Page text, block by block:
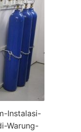
Instalasi-
Warung-